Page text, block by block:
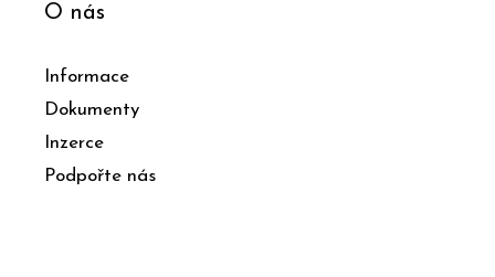
O nás
Informace
Dokumenty
Inzerce
Podpořte nás